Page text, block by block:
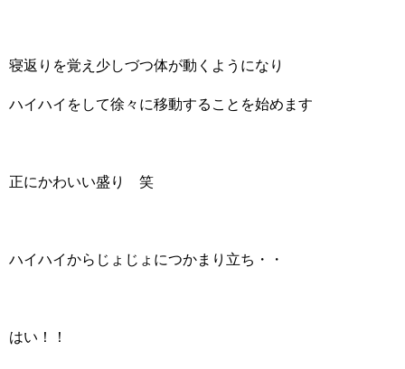
寝返りを覚え少しづつ体が動くようになり
ハイハイをして徐々に移動することを始めます
正にかわいい盛り 笑
ハイハイからじょじょにつかまり立ち・・
はい！！